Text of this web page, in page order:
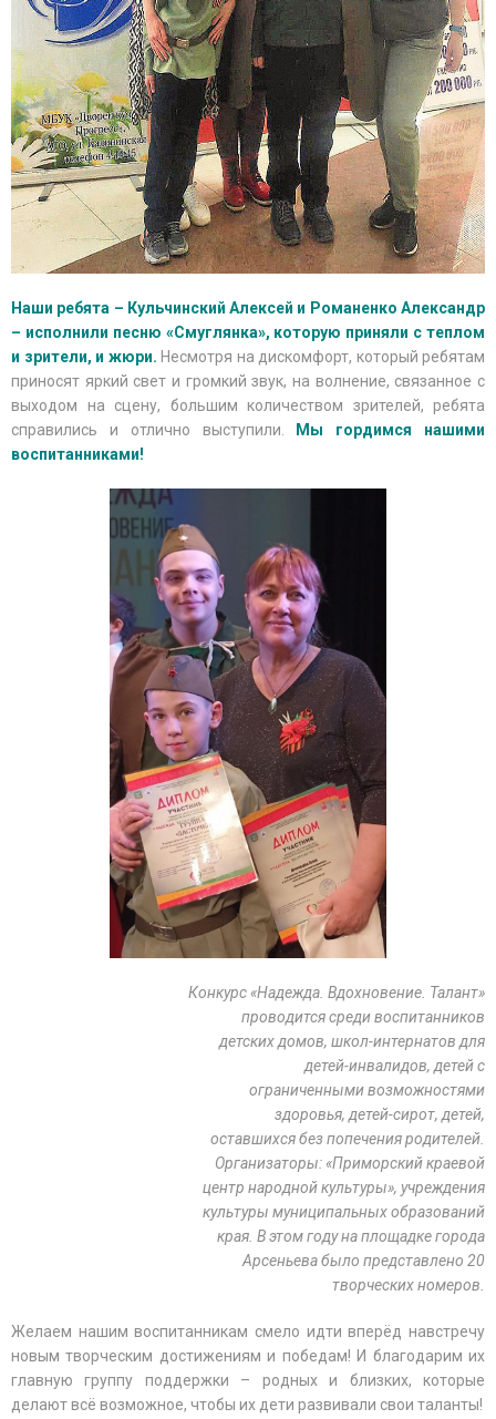
Наши ребята – Кульчинский Алексей и Романенко Александр
– исполнили песню «Смуглянка», которую приняли с теплом
и зрители, и жюри. Несмотря на дискомфорт, который ребятам
приносят яркий свет и громкий звук, на волнение, связанное с
выходом на сцену, большим количеством зрителей, ребята
справились и отлично выступили.
Мы гордимся нашими
воспитанниками!
Конкурс «Надежда. Вдохновение. Талант»
проводится среди воспитанников
детских домов, школ-интернатов для
детей-инвалидов, детей с
ограниченными возможностями
здоровья, детей-сирот, детей,
оставшихся без попечения родителей.
Организаторы: «Приморский краевой
центр народной культуры», учреждения
культуры муниципальных образований
края. В этом году на площадке города
Арсеньева было представлено 20
творческих номеров.
Желаем нашим воспитанникам смело идти вперёд навстречу
новым творческим достижениям и победам! И благодарим их
главную группу поддержки – родных и близких, которые
делают всё возможное, чтобы их дети развивали свои таланты!